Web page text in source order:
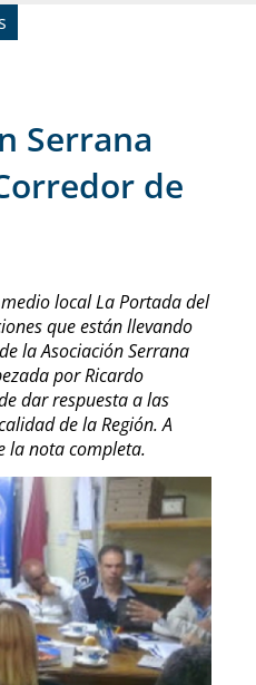
Serrana
de
local La Portada del
que están llevando
la Asociación Serrana
por Ricardo
dar respuesta a las
de la Región. A
la nota completa.